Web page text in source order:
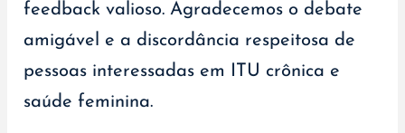
feedback valioso. Agradecemos o debate
amigável e a discordância respeitosa de
pessoas interessadas em ITU crônica e
saúde feminina.